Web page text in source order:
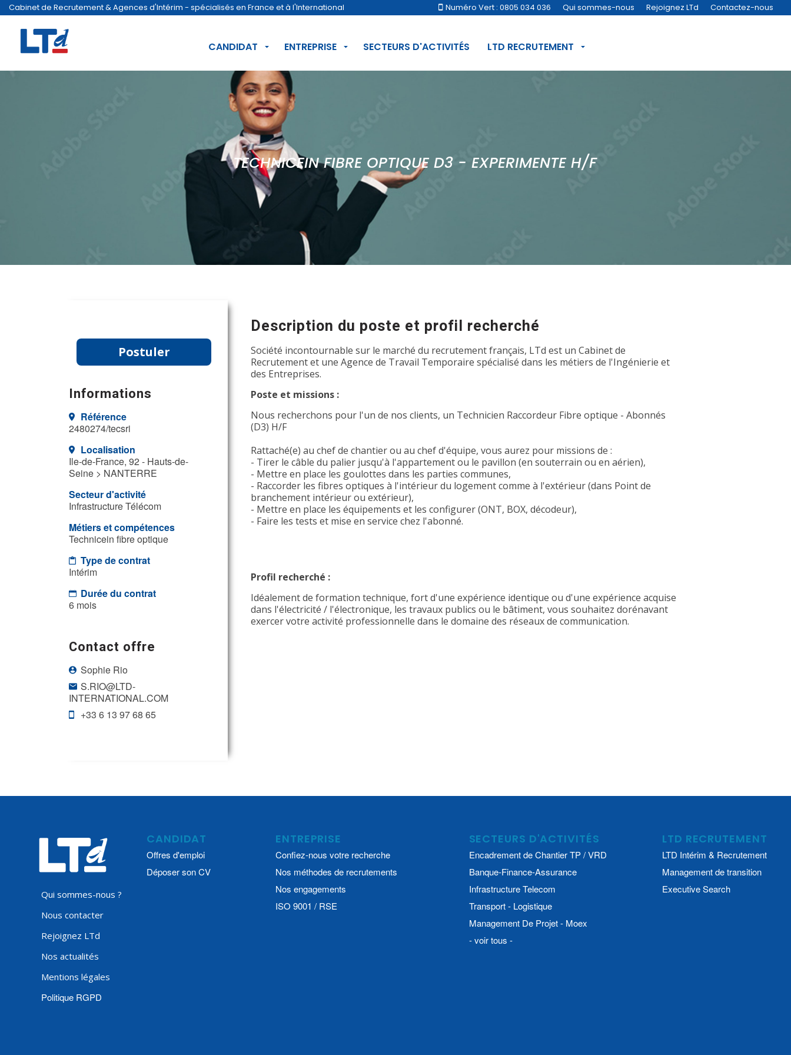
Cabinet de Recrutement & Agences d'Intérim - spécialisés en France et à l'International Numéro Vert : 0805 034 036 Qui sommes-nous Rejoignez LTd Contactez-nous
CANDIDAT ENTREPRISE SECTEURS D'ACTIVITÉS LTD RECRUTEMENT
TECHNICEIN FIBRE OPTIQUE D3 - EXPERIMENTE H/F
Postuler
Informations
Référence
2480274/tecsri
Localisation
Ile-de-France, 92 - Hauts-de-
Seine > NANTERRE
Secteur d'activité
Infrastructure Télécom
Métiers et compétences
Technicein fibre optique
Type de contrat
Intérim
Durée du contrat
6 mois
Contact offre
Sophie Rio
S.RIO@LTD-
INTERNATIONAL.COM
+33 6 13 97 68 65
Description du poste et profil recherché
Société incontournable sur le marché du recrutement français, LTd est un Cabinet de
Recrutement et une Agence de Travail Temporaire spécialisé dans les métiers de l'Ingénierie et
des Entreprises.
Poste et missions :
Nous recherchons pour l'un de nos clients, un Technicien Raccordeur Fibre optique - Abonnés
(D3) H/F
Rattaché(e) au chef de chantier ou au chef d'équipe, vous aurez pour missions de :
- Tirer le câble du palier jusqu'à l'appartement ou le pavillon (en souterrain ou en aérien),
- Mettre en place les goulottes dans les parties communes,
- Raccorder les fibres optiques à l'intérieur du logement comme à l'extérieur (dans Point de
branchement intérieur ou extérieur),
- Mettre en place les équipements et les configurer (ONT, BOX, décodeur),
- Faire les tests et mise en service chez l'abonné.
Profil recherché :
Idéalement de formation technique, fort d'une expérience identique ou d'une expérience acquise
dans l'électricité / l'électronique, les travaux publics ou le bâtiment, vous souhaitez dorénavant
exercer votre activité professionnelle dans le domaine des réseaux de communication.
Qui sommes-nous ?
Nous contacter
Rejoignez LTd
Nos actualités
Mentions légales
Politique RGPD
CANDIDAT
Offres d'emploi
Déposer son CV
ENTREPRISE
Confiez-nous votre recherche
Nos méthodes de recrutements
Nos engagements
ISO 9001 / RSE
SECTEURS D'ACTIVITÉS
Encadrement de Chantier TP / VRD
Banque-Finance-Assurance
Infrastructure Telecom
Transport - Logistique
Management De Projet - Moex
- voir tous -
LTD RECRUTEMENT
LTD Intérim & Recrutement
Management de transition
Executive Search